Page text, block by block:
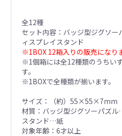
全12種
セット内容：バッジ型ジグソー
ィスプレイスタンド
※1BOX 12箱入りの販売になり
※1個箱には全12種類のうちい
す。
※1BOXで全種類が揃います。
サイズ：（約）55×55×7mm
材質：バッジ型ジグソーパズ
スタンド…紙
対象年齢：6才以上